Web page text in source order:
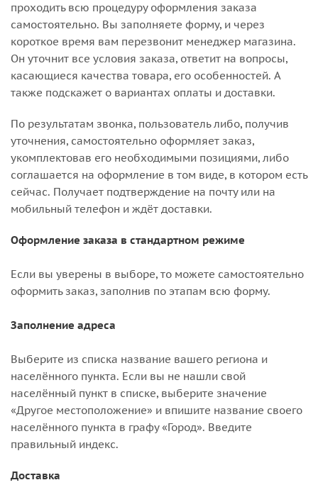
проходить всю процедуру оформления заказа
самостоятельно. Вы заполняете форму, и через
короткое время вам перезвонит менеджер магазина.
Он уточнит все условия заказа, ответит на вопросы,
касающиеся качества товара, его особенностей. А
также подскажет о вариантах оплаты и доставки.
По результатам звонка, пользователь либо, получив
уточнения, самостоятельно оформляет заказ,
укомплектовав его необходимыми позициями, либо
соглашается на оформление в том виде, в котором есть
сейчас. Получает подтверждение на почту или на
мобильный телефон и ждёт доставки.
Оформление заказа в стандартном режиме
Если вы уверены в выборе, то можете самостоятельно
оформить заказ, заполнив по этапам всю форму.
Заполнение адреса
Выберите из списка название вашего региона и
населённого пункта. Если вы не нашли свой
населённый пункт в списке, выберите значение
«Другое местоположение» и впишите название своего
населённого пункта в графу «Город». Введите
правильный индекс.
Доставка